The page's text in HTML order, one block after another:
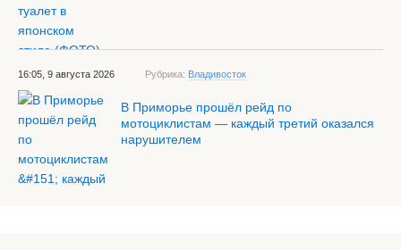
16:05, 9 августа 2026 Рубрика: Владивосток
В Приморье прошёл рейд по
мотоциклистам — каждый третий оказался
нарушителем